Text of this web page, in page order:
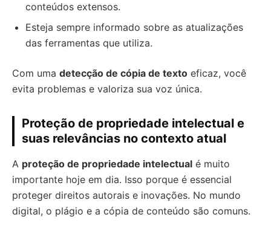
conteúdos extensos.
Esteja sempre informado sobre as atualizações
das ferramentas que utiliza.
Com uma detecção de cópia de texto eficaz, você
evita problemas e valoriza sua voz única.
Proteção de propriedade intelectual e
suas relevâncias no contexto atual
A proteção de propriedade intelectual é muito
importante hoje em dia. Isso porque é essencial
proteger direitos autorais e inovações. No mundo
digital, o plágio e a cópia de conteúdo são comuns.